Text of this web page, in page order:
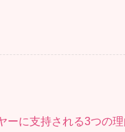
ーに支持される3つの理